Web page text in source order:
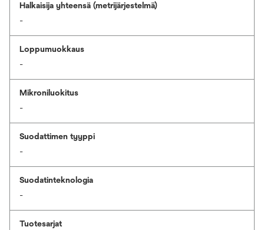
Halkaisija yhteensä (metrijärjestelmä)
-
Loppumuokkaus
-
Mikroniluokitus
-
Suodattimen tyyppi
-
Suodatinteknologia
-
Tuotesarjat